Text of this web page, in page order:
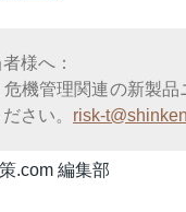
様へ：
危機管理関連の新製
さい。 risk-
.com 編集部